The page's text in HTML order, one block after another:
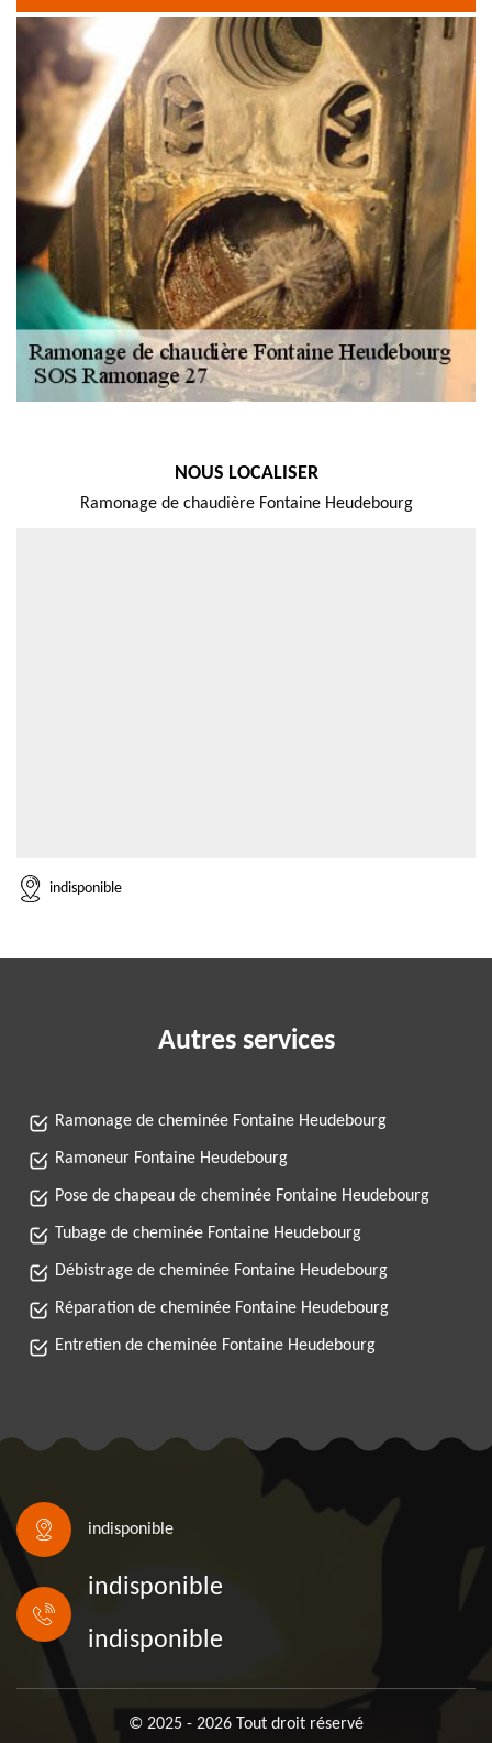
NOUS LOCALISER
Ramonage de chaudière Fontaine Heudebourg
indisponible
Autres services
Ramonage de cheminée Fontaine Heudebourg
Ramoneur Fontaine Heudebourg
Pose de chapeau de cheminée Fontaine Heudebourg
Tubage de cheminée Fontaine Heudebourg
Débistrage de cheminée Fontaine Heudebourg
Réparation de cheminée Fontaine Heudebourg
Entretien de cheminée Fontaine Heudebourg
indisponible
indisponible
indisponible
© 2025 - 2026 Tout droit réservé